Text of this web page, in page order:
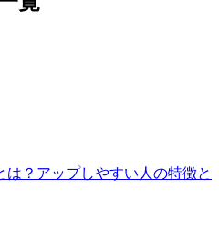
？アップしやすい人の特徴と